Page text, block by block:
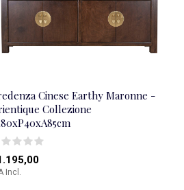
Cinese Earthy Maronne -
Collezione
Incl.